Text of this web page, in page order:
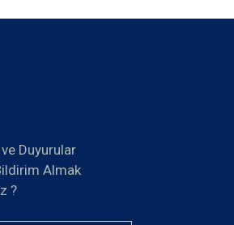
Duyurular
Almak
?